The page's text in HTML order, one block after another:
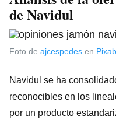
de Navidul
Foto de ajcespedes en
Navidul se ha
reconocibles en los
por un producto